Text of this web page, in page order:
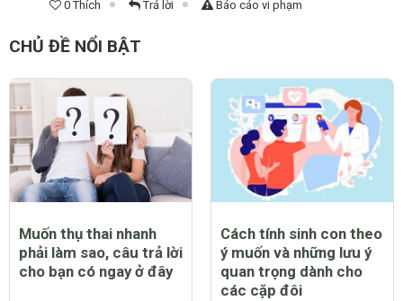
0 Thích Trả lời Báo cáo vi phạm
CHỦ ĐỀ NỔI BẬT
Muốn thụ thai nhanh
phải làm sao, câu trả lời
cho bạn có ngay ở đây
Cách tính sinh con theo
ý muốn và những lưu ý
quan trọng dành cho
các cặp đôi